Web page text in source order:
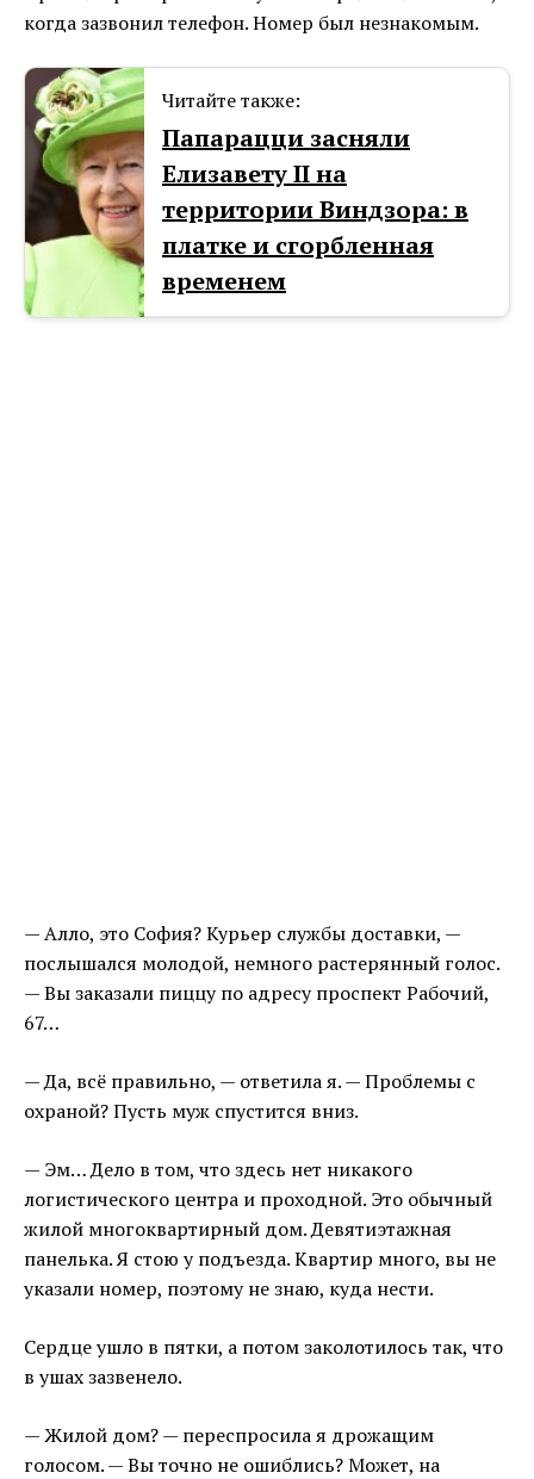
когда зазвонил телефон. Номер был незнакомым.
Читайте также:
Папарацци засняли
Елизавету II на
территории Виндзора: в
платке и сгорбленная
временем
— Алло, это София? Курьер службы доставки, —
послышался молодой, немного растерянный голос.
— Вы заказали пиццу по адресу проспект Рабочий,
67…
— Да, всё правильно, — ответила я. — Проблемы с
охраной? Пусть муж спустится вниз.
— Эм… Дело в том, что здесь нет никакого
логистического центра и проходной. Это обычный
жилой многоквартирный дом. Девятиэтажная
панелька. Я стою у подъезда. Квартир много, вы не
указали номер, поэтому не знаю, куда нести.
Сердце ушло в пятки, а потом заколотилось так, что
в ушах зазвенело.
— Жилой дом? — переспросила я дрожащим
голосом. — Вы точно не ошиблись? Может, на